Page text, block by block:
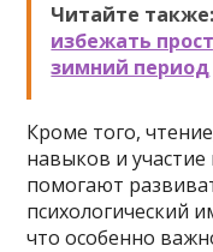
Читайте также:
избежать
зимний период
Кроме того,
навыков и
помогают
психологический
что особенно